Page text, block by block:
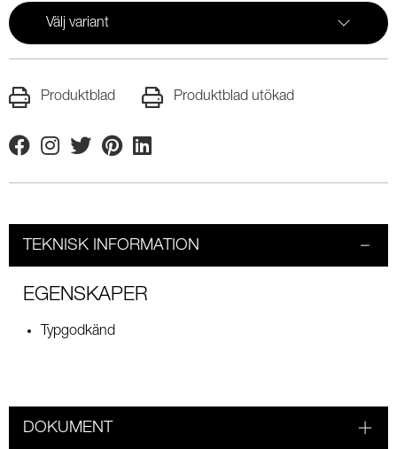
Välj variant
Produktblad Produktblad utökad
FacebookInstagram
TwitterPinterestLinkedin
TEKNISK INFORMATION
EGENSKAPER
Typgodkänd
DOKUMENT